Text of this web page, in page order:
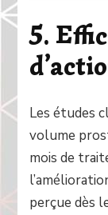
5.
Les études
volume
mois de
perçue dès